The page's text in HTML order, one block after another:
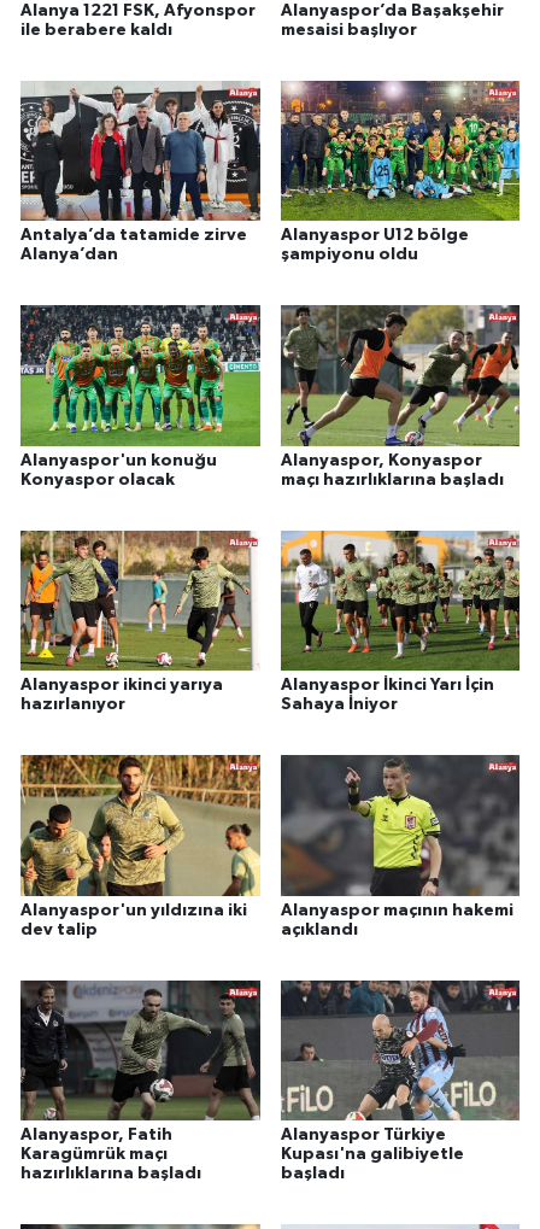
Alanya 1221 FSK, Afyonspor
ile berabere kaldı
Alanyaspor’da Başakşehir
mesaisi başlıyor
Antalya’da tatamide zirve
Alanya’dan
Alanyaspor U12 bölge
şampiyonu oldu
Alanyaspor'un konuğu
Konyaspor olacak
Alanyaspor, Konyaspor
maçı hazırlıklarına başladı
Alanyaspor ikinci yarıya
hazırlanıyor
Alanyaspor İkinci Yarı İçin
Sahaya İniyor
Alanyaspor'un yıldızına iki
dev talip
Alanyaspor maçının hakemi
açıklandı
Alanyaspor, Fatih
Karagümrük maçı
hazırlıklarına başladı
Alanyaspor Türkiye
Kupası'na galibiyetle
başladı